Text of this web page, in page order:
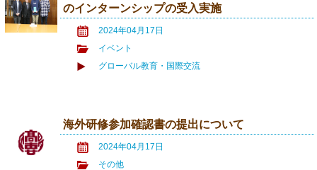
のインターンシップの受入実施
2024年04月17日
イベント
グローバル教育・国際交流
海外研修参加確認書の提出について
2024年04月17日
その他